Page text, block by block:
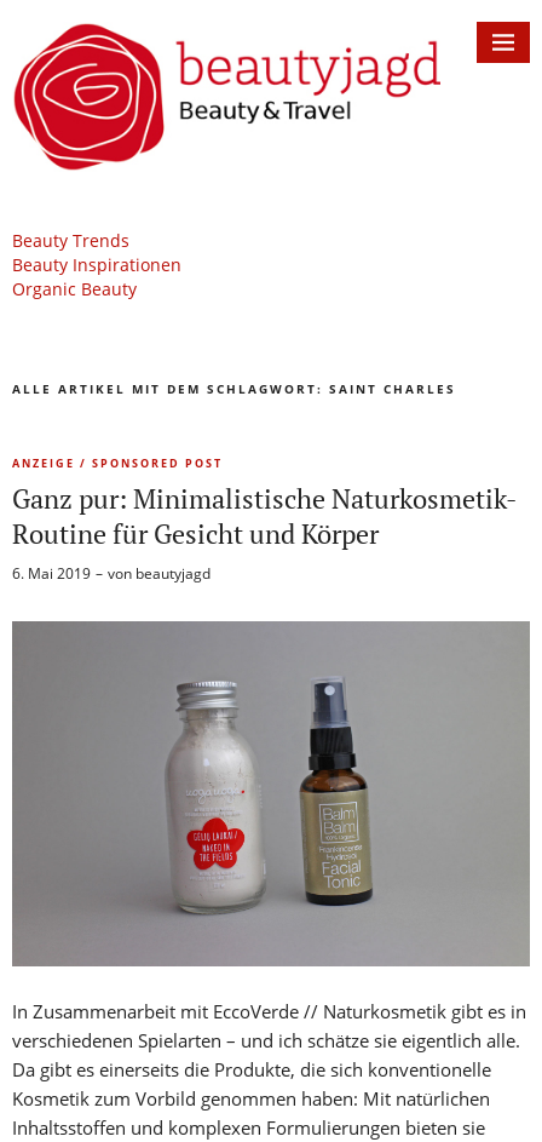
Beauty Trends
Beauty Inspirationen
Organic Beauty
ALLE ARTIKEL MIT DEM SCHLAGWORT: SAINT CHARLES
ANZEIGE / SPONSORED POST
Ganz pur: Minimalistische Naturkosmetik-
Routine für Gesicht und Körper
6. Mai 2019 von beautyjagd
In Zusammenarbeit mit EccoVerde // Naturkosmetik gibt es in
verschiedenen Spielarten – und ich schätze sie eigentlich alle.
Da gibt es einerseits die Produkte, die sich konventionelle
Kosmetik zum Vorbild genommen haben: Mit natürlichen
Inhaltsstoffen und komplexen Formulierungen bieten sie